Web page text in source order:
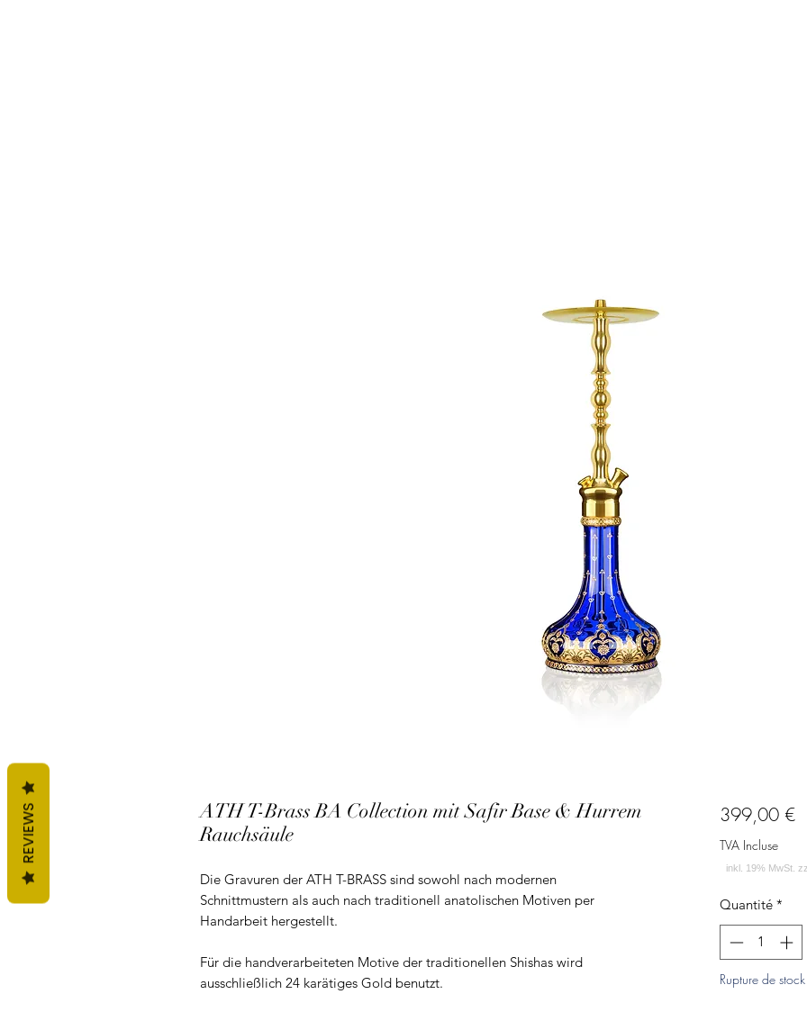
ATH T-Brass BA Collection mit Safir Base & Hurrem
Rauchsäule
Die Gravuren der ATH T-BRASS sind sowohl nach modernen
Schnittmustern als auch nach traditionell anatolischen Motiven per
Handarbeit hergestellt.
Für die handverarbeiteten Motive der traditionellen Shishas wird
ausschließlich 24 karätiges Gold benutzt.
399,00 €
TVA Incluse
Quantité *
Rupture de stock
REVIEWS